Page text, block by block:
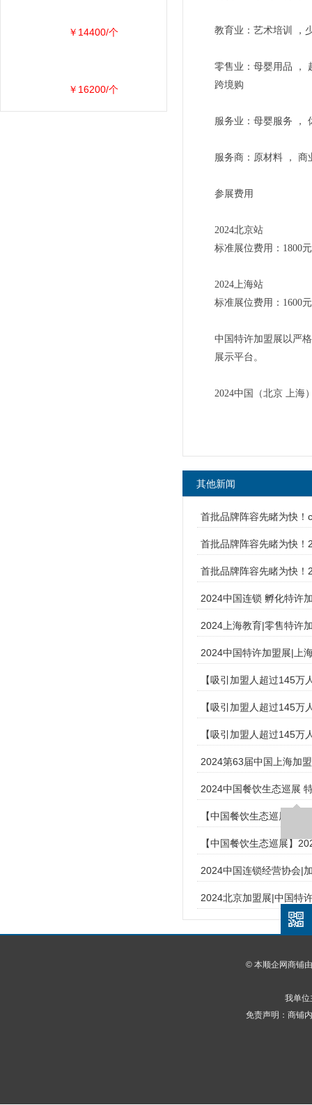
教育业：艺术培训 ，
零售业：母婴用品 ，
跨境购
服务业：母婴服务 ，
服务商：原材料 ，
参展费用
2024北京站
标准展位费用：1800
2024上海站
标准展位费用：1600
中国特许加盟展以严
展示平台。
2024中国（北京 上海
其他新闻
首批品牌阵容先睹为快
首批品牌阵容先睹为快
首批品牌阵容先睹为快
2024中国连锁 孵化特许
2024上海教育|零售特许
2024中国特许加盟展|上
【吸引加盟人超过145
【吸引加盟人超过145
【吸引加盟人超过145
2024第63届中国上海加
2024中国餐饮生态巡展
【中国餐饮生态巡展】
【中国餐饮生态巡展】
2024中国连锁经营协会|
2024北京加盟展|中国特
￥14400/个
￥16200/个
© 本顺企网商铺由
我单位
免责声明：商铺